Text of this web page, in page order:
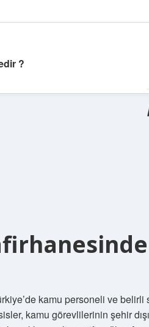
kamu personeli ve
kamu görevlilerinin şehir
?